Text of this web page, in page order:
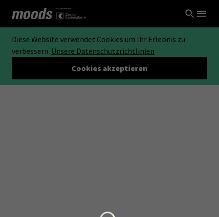
Diese Website verwendet Cookies um Ihr Erlebnis zu
verbessern. Unsere Datenschutzrichtlinien
Cookies akzeptieren